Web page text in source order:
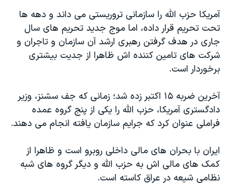
آمریکا حزب الله را سازمانی تروریستی می داند و دهه ها
تحت تحریم قرار داده، اما موج جدید تحریم های سال
جاری در هدف گرفتن رهبری ارشد آن سازمان و تاجران و
شرکت های تامین کننده اش ظاهرا از جدیت بیشتری
برخوردار است.
آخرین ضربه ۱۵ اکتبر زده شد؛ زمانی که جف سشنز، وزیر
دادگستری آمریکا، حزب الله را یکی از پنج گروه عمده
فراملی عنوان کرد که جرایم سازمان یافته انجام می دهند.
ایران با بحران های مالی داخلی روبرو است و ظاهرا از
کمک های مالی اش به حزب الله و دیگر گروه های شبه
نظامی شیعه در عراق کاسته است.